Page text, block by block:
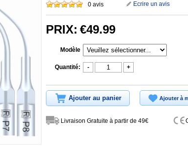
0 avis Ecrire un avis
PRIX: €49.99
Modèle
Quantité: - +
Ajouter au panier Ajouter à
Livraison Gratuite à partir de 49€